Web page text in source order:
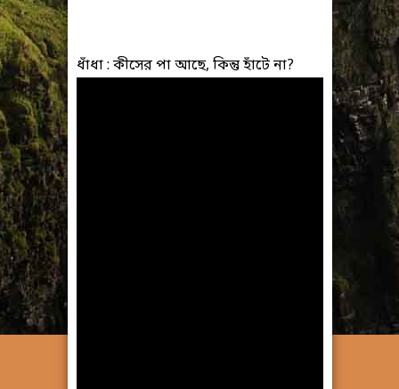
ধাঁধা : কীসের পা আছে, কিন্তু হাঁটে না?